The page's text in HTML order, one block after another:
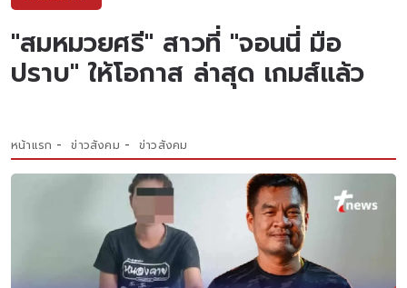
"สมหมวยศรี" สาวที่ "จอนนี่ มือ
ปราบ" ให้โอกาส ล่าสุด เกมส์แล้ว
หน้าแรก ข่าวสังคม ข่าวสังคม